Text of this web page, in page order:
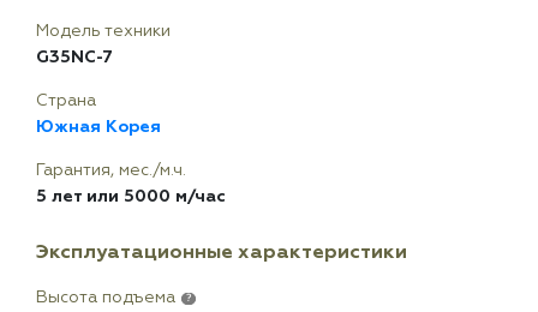
Модель техники
G35NC-7
Страна
Южная Корея
Гарантия, мес./м.ч.
5 лет или 5000 м/час
Эксплуатационные характеристики
Высота подъема ?